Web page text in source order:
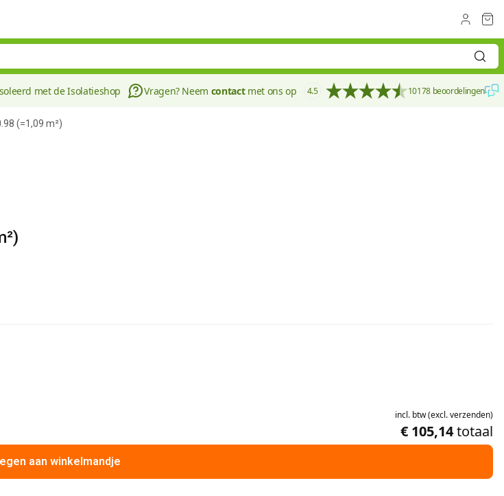
met de Isolatieshop Vragen? Neem contactmet ons op 4.5 10178 beoordelingen
(=1,09 m²)
incl. btw(excl.verzenden)
€ 105,14totaal
aan winkelmandje